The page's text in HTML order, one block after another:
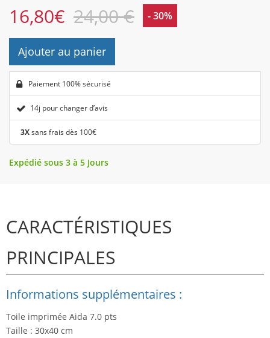
16,80€ 24,00 € - 30%
Ajouter au panier
Paiement 100% sécurisé
14j pour changer d’avis
3Xsans frais dès 100€
Expédié sous 3 à 5 Jours
CARACTÉRISTIQUES
PRINCIPALES
Informations supplémentaires :
Toile imprimée Aida 7.0 pts
Taille : 30x40 cm